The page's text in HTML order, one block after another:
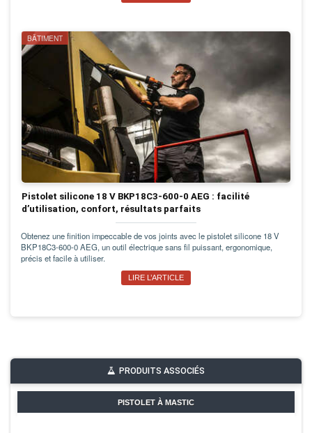
BÂTIMENT
Pistolet silicone 18 V BKP18C3-600-0 AEG : facilité
d’utilisation, confort, résultats parfaits
Obtenez une finition impeccable de vos joints avec le pistolet silicone 18 V
BKP18C3-600-0 AEG, un outil électrique sans fil puissant, ergonomique,
précis et facile à utiliser.
LIRE L’ARTICLE
PRODUITS ASSOCIÉS
PISTOLET À MASTIC